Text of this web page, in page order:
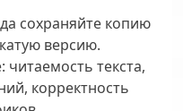
сохраняйте копию
версию.
текста,
корректность